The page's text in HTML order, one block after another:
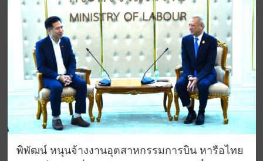
พิพัฒน์ หนุนจ้างงานอุตสาหกรรมการบิน หารือไทย